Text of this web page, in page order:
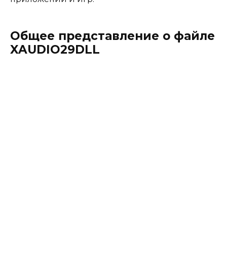
Общее представление о файле
XAUDIO29DLL